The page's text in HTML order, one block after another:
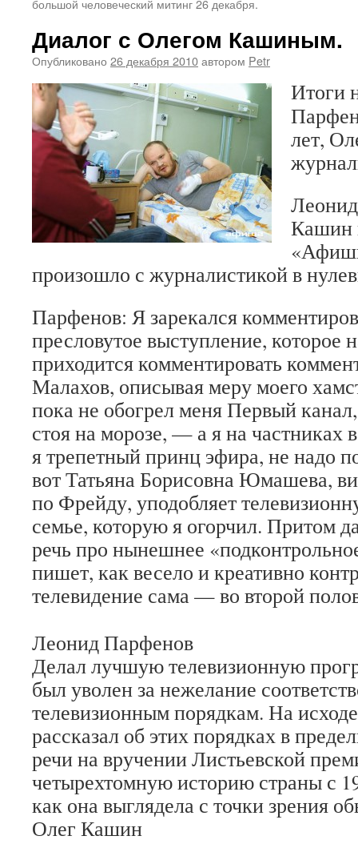
большой человеческий митинг 26 декабря.
Диалог с Олегом Кашиным.
Опубликовано 26 декабря 2010автором Petr
Итоги
лет,
Кашин
произошло с журналистикой в
Парфенов: Я зарекался
пресловутое выступление,
приходится комментировать
Малахов, описывая меру моего
пока не обогрел меня Первый
стоя на морозе, — а я на частниках
я трепетный принц эфира, не надо
вот Татьяна Борисовна Юмашева,
по Фрейду, уподобляет
семье, которую я огорчил. Притом
речь про нынешнее
пишет, как весело и креативно
телевидение сама — во второй
Леонид Парфенов
Делал лучшую телевизионную
был уволен за нежелание
телевизионным порядкам. На
рассказал об этих порядках в
речи на вручении Листьевской
четырехтомную историю страны с
как она выглядела с точки зрения
Олег Кашин